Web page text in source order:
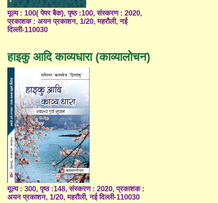
मूल्य : 100( पेपर बैक), पृष्ठ :100, संस्करण : 2020,
प्रकाशक : अयन प्रकाशन, 1/20, महरौली, नई
दिल्ली-110030
हाइकु आदि काव्यधारा (काव्यालोचन)
मूल्य : 300, पृष्ठ :148, संस्करण : 2020, प्रकाशक :
अयन प्रकाशन, 1/20, महरौली, नई दिल्ली-110030